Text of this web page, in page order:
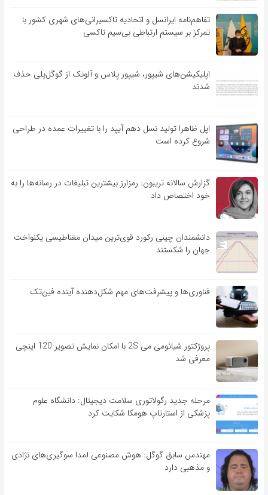
تفاهم‌نامه‌ ایرانسل و اتحادیه تاکسیرانی‌های شهری کشور با
تمرکز بر سیستم ارتباطی بی‌سیم تاکسی
اپلیکیشن‌های شیپور، شیپور پلاس و آلونک از گوگل‌پلی حذف
شدند
اپل ظاهرا تولید نسل دهم آیپد را با تغییرات عمده در طراحی
شروع کرده است
گزارش سالانه تریبون: رمزارز بیشترین تبلیغات در رسانه‌ها را به
خود اختصاص داد
دانشمندان چینی رکورد قوی‌ترین میدان مغناطیسی یکنواخت
جهان را شکستند
فناوری‌ها و پیشرفت‌های مهم شکل‌دهنده آینده فین‌تک
پروژکتور شیائومی می 2S با امکان نمایش تصویر 120 اینچی
معرفی شد
مرحله جدید رگولاتوری سلامت دیجیتال: دانشگاه علوم
پزشکی از استارتاپ هومکا شکایت کرد
مهندس سابق گوگل: هوش مصنوعی لمدا سوگیری‌های نژادی
و مذهبی دارد